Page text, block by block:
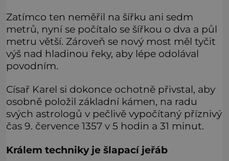
Zatímco ten neměřil na šířku ani sedm
metrů, nyní se počítalo se šířkou o dva a půl
metru větší. Zároveň se nový most měl tyčit
výš nad hladinou řeky, aby lépe odolával
povodním.
Císař Karel si dokonce ochotně přivstal, aby
osobně položil základní kámen, na radu
svých astrologů v pečlivě vypočítaný příznivý
čas 9. července 1357 v 5 hodin a 31 minut.
Králem techniky je šlapací jeřáb